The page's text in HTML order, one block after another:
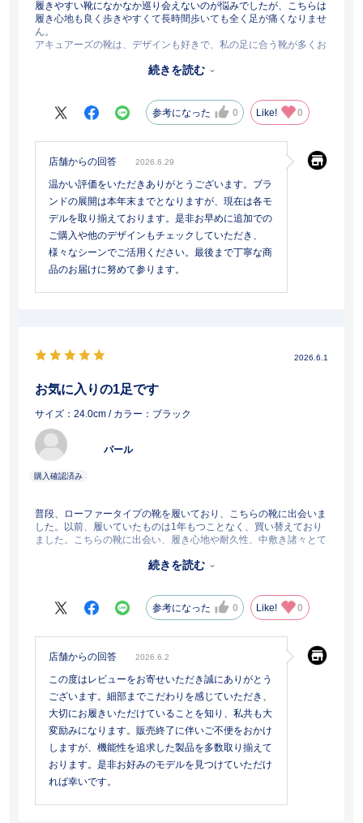
履きやすい靴になかなか巡り会えないのが悩みでしたが、こちらは
履き心地も良く歩きやすくて長時間歩いても全く足が痛くなりませ
ん。
アキュアーズの靴は、デザインも好きで、私の足に合う靴が多くお
プスなど何足か購入してきましたが、このブランドがなくなると聞
続きを読む
参考になった 0 Like! 0
店舗からの回答 2026.6.29
温かい評価をいただきありがとうございます。ブラ
ンドの展開は本年末までとなりますが、現在は各モ
デルを取り揃えております。是非お早めに追加での
ご購入や他のデザインもチェックしていただき、
様々なシーンでご活用ください。最後まで丁寧な商
品のお届けに努めて参ります。
2026.6.1
お気に入りの1足です
サイズ：24.0cm / カラー：ブラック
パール
普段、ローファータイプの靴を履いており、こちらの靴に出会いま
した。以前、履いていたものは1年もつことなく、買い替えており
ました。こちらの靴に出会い、履き心地や耐久性、中敷き諸々とて
販売を終了するとのことでとても残念です。
続きを読む
参考になった 0 Like! 0
店舗からの回答 2026.6.2
この度はレビューをお寄せいただき誠にありがとう
ございます。細部までこだわりを感じていただき、
大切にお履きいただけていることを知り、私共も大
変励みになります。販売終了に伴いご不便をおかけ
しますが、機能性を追求した製品を多数取り揃えて
おります。是非お好みのモデルを見つけていただけ
れば幸いです。